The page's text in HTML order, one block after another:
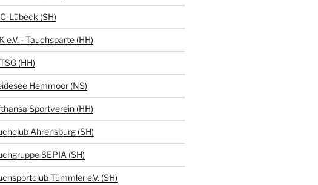
Lübeck (SH)
e.V. - Tauchsparte (HH)
(HH)
Hemmoor (NS)
Sportverein (HH)
Ahrensburg (SH)
SEPIA (SH)
Tümmler e.V. (SH)